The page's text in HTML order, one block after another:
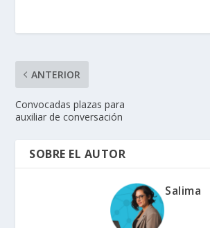
ANTERIOR
Convocadas plazas para
auxiliar de conversación
SOBRE EL AUTOR
Salima